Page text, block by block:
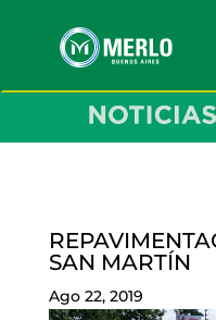
SAN MARTÍN
Ago 22, 2019